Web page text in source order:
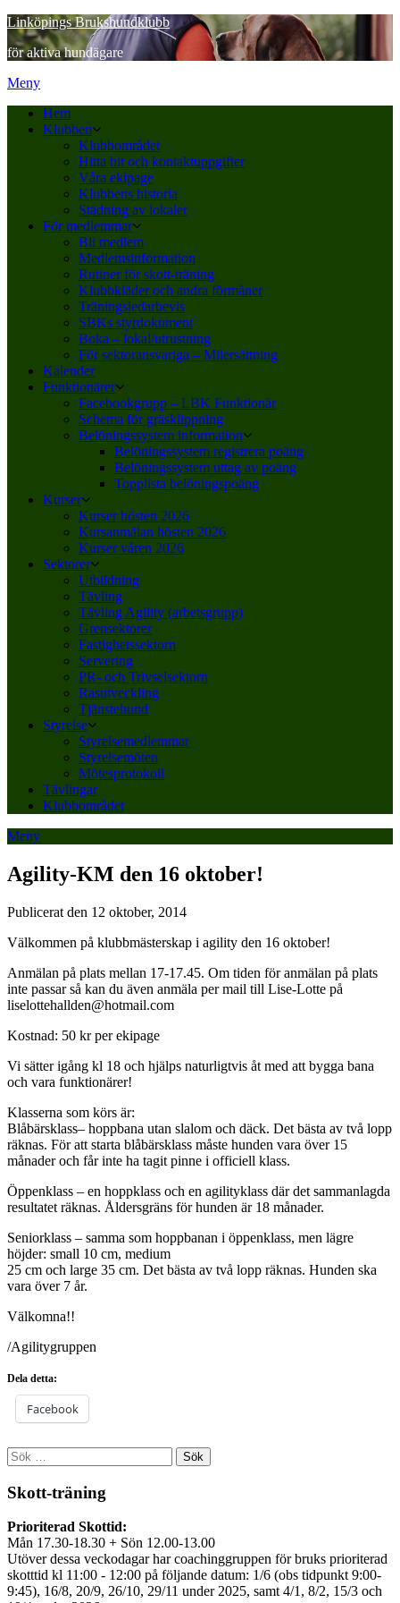
Hoppa
till
innehåll
Linköpings Brukshundklubb
för aktiva hundägare
Meny
Hem
Klubben
Klubbområdet
Hitta hit och kontaktuppgifter
Våra ekipage
Klubbens historia
Städning av lokaler
För medlemmar
Bli medlem
Medlemsinformation
Rutiner för skott-träning
Klubbkläder och andra förmåner
Träningsledarbevis
SBKs styrdokument
Boka – lokal/utrustning
För sektoransvariga – Milersättning
Kalender
Funktionärer
Facebookgrupp – LBK Funktionär
Schema för gräsklippning
Belöningssystem information
Belöningssystem registrera poäng
Belöningssystem uttag av poäng
Topplista belöningspoäng
Kurser
Kurser hösten 2026
Kursanmälan hösten 2026
Kurser våren 2026
Sektorer
Utbildning
Tävling
Tävling Agility (arbetsgrupp)
Grensektorer
Fastighetssektorn
Servering
PR- och Trivselsektorn
Rasutveckling
Tjänstehund
Styrelse
Styrelsemedlemmar
Styrelsemöten
Mötesprotokoll
Tävlingar
Klubbområdet
Meny
Agility-KM den 16 oktober!
Publicerat den 12 oktober, 2014
Välkommen på klubbmästerskap i agility den 16 oktober!
Anmälan på plats mellan 17-17.45. Om tiden för anmälan på plats
inte passar så kan du även anmäla per mail till Lise-Lotte på
liselottehallden@hotmail.com
Kostnad: 50 kr per ekipage
Vi sätter igång kl 18 och hjälps naturligtvis åt med att bygga bana
och vara funktionärer!
Klasserna som körs är:
Blåbärsklass– hoppbana utan slalom och däck. Det bästa av två lopp
räknas. För att starta blåbärsklass måste hunden vara över 15
månader och får inte ha tagit pinne i officiell klass.
Öppenklass – en hoppklass och en agilityklass där det sammanlagda
resultatet räknas. Åldersgräns för hunden är 18 månader.
Seniorklass – samma som hoppbanan i öppenklass, men lägre
höjder: small 10 cm, medium
25 cm och large 35 cm. Det bästa av två lopp räknas. Hunden ska
vara över 7 år.
Välkomna!!
/Agilitygruppen
Dela detta:
Facebook
Sök
efter:
Skott-träning
Prioriterad Skottid:
Mån 17.30-18.30 + Sön 12.00-13.00
Utöver dessa veckodagar har coachinggruppen för bruks prioriterad
skotttid kl 11:00 - 12:00 på följande datum: 1/6 (obs tidpunkt 9:00-
9:45), 16/8, 20/9, 26/10, 29/11 under 2025, samt 4/1, 8/2, 15/3 och